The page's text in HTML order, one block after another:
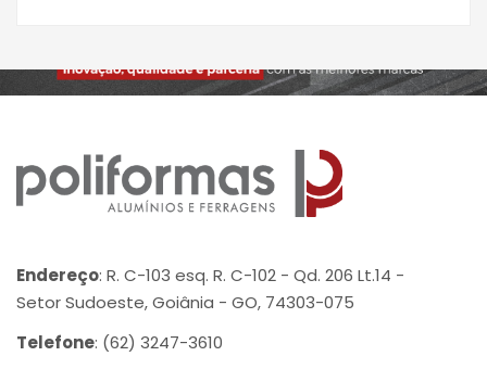
Endereço: R. C-103 esq. R. C-102 - Qd. 206 Lt.14 -
Setor Sudoeste, Goiânia - GO, 74303-075
Telefone: (62) 3247-3610